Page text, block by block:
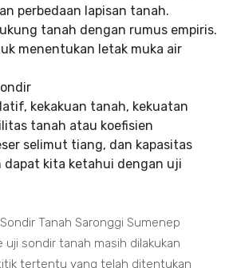
perbedaan lapisan tanah.
tanah dengan rumus empiris.
menentukan letak muka air
kekakuan tanah, kekuatan
tanah atau koefisien
selimut tiang, dan kapasitas
dapat kita ketahui dengan uji
Tanah Saronggi Sumenep
sondir tanah masih dilakukan
tertentu yang telah ditentukan